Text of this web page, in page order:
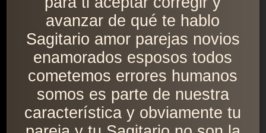
avanzar de qué te hablo
Sagitario amor parejas novios
enamorados esposos todos
cometemos errores humanos
somos es parte de nuestra
característica y obviamente tu